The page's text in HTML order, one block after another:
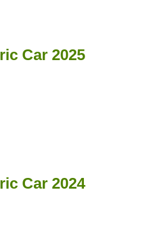
Car 2025
Car 2024